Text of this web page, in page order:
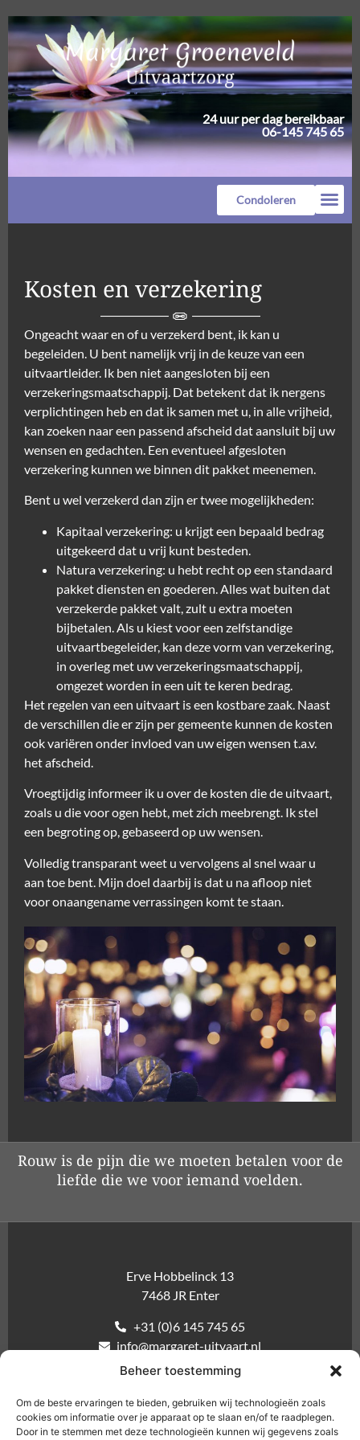
Beheer toestemming
Om de beste ervaringen te bieden, gebruiken wij technologieën zoals
cookies om informatie over je apparaat op te slaan en/of te raadplegen.
Door in te stemmen met deze technologieën kunnen wij gegevens zoals
24 uur per dag bereikbaar
06-145 745 65
Condoleren
Kosten en verzekering
Ongeacht waar en of u verzekerd bent, ik kan u
begeleiden. U bent namelijk vrij in de keuze van een
uitvaartleider. Ik ben niet aangesloten bij een
verzekeringsmaatschappij. Dat betekent dat ik nergens
verplichtingen heb en dat ik samen met u, in alle vrijheid,
kan zoeken naar een passend afscheid dat aansluit bij uw
wensen en gedachten. Een eventueel afgesloten
verzekering kunnen we binnen dit pakket meenemen.
Bent u wel verzekerd dan zijn er twee mogelijkheden:
Kapitaal verzekering: u krijgt een bepaald bedrag
uitgekeerd dat u vrij kunt besteden.
Natura verzekering: u hebt recht op een standaard
pakket diensten en goederen. Alles wat buiten dat
verzekerde pakket valt, zult u extra moeten
bijbetalen. Als u kiest voor een zelfstandige
uitvaartbegeleider, kan deze vorm van verzekering,
in overleg met uw verzekeringsmaatschappij,
omgezet worden in een uit te keren bedrag.
Het regelen van een uitvaart is een kostbare zaak. Naast
de verschillen die er zijn per gemeente kunnen de kosten
ook variëren onder invloed van uw eigen wensen t.a.v.
het afscheid.
Vroegtijdig informeer ik u over de kosten die de uitvaart,
zoals u die voor ogen hebt, met zich meebrengt. Ik stel
een begroting op, gebaseerd op uw wensen.
Volledig transparant weet u vervolgens al snel waar u
aan toe bent. Mijn doel daarbij is dat u na afloop niet
voor onaangename verrassingen komt te staan.
Rouw is de pijn die we moeten betalen voor de
liefde die we voor iemand voelden.
Erve Hobbelinck 13
7468 JR Enter
+31 (0)6 145 745 65
info@margaret-uitvaart.nl
Inloggen nabestaanden